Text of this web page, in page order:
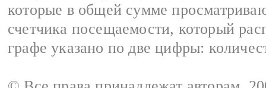
которые в общей сумме
счетчика посещаемости, который
графе указано по две цифры: